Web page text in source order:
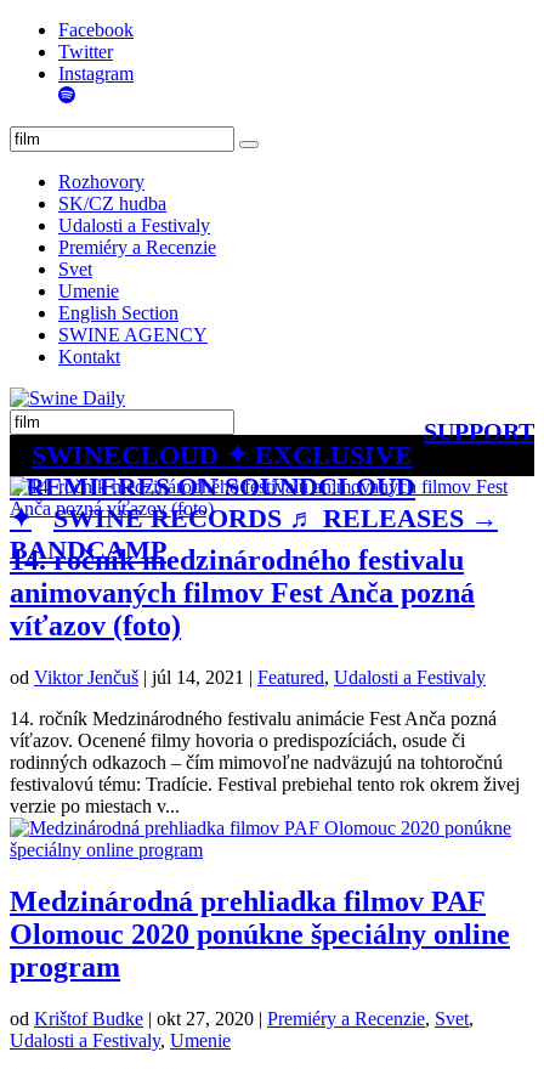
Facebook
Twitter
Instagram
Rozhovory
SK/CZ hudba
Udalosti a Festivaly
Premiéry a Recenzie
Svet
Umenie
English Section
SWINE AGENCY
Kontakt
SUPPORT
SWINECLOUD ✦ EXCLUSIVE
PREMIERES ON SOUNDCLOUD
✦
SWINE RECORDS ♬ RELEASES →
BANDCAMP
14. ročník medzinárodného festivalu
animovaných filmov Fest Anča pozná
víťazov (foto)
od Viktor Jenčuš | júl 14, 2021 | Featured, Udalosti a Festivaly
14. ročník Medzinárodného festivalu animácie Fest Anča pozná
víťazov. Ocenené filmy hovoria o predispozíciách, osude či
rodinných odkazoch – čím mimovoľne nadväzujú na tohtoročnú
festivalovú tému: Tradície. Festival prebiehal tento rok okrem živej
verzie po miestach v...
Medzinárodná prehliadka filmov PAF
Olomouc 2020 ponúkne špeciálny online
program
od Krištof Budke | okt 27, 2020 | Premiéry a Recenzie, Svet,
Udalosti a Festivaly, Umenie